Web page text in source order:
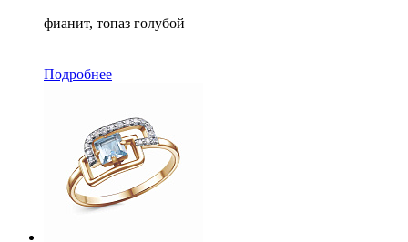
фианит, топаз голубой
Подробнее